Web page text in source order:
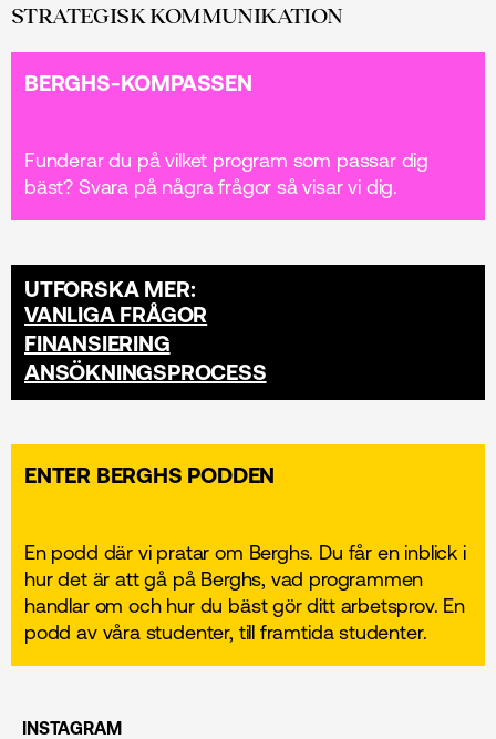
STRATEGISK KOMMUNIKATION
BERGHS-KOMPASSEN
Funderar du på vilket program som passar dig
bäst? Svara på några frågor så visar vi dig.
UTFORSKA MER:
VANLIGA FRÅGOR
FINANSIERING
ANSÖKNINGSPROCESS
ENTER BERGHS PODDEN
En podd där vi pratar om Berghs. Du får en inblick i
hur det är att gå på Berghs, vad programmen
handlar om och hur du bäst gör ditt arbetsprov. En
podd av våra studenter, till framtida studenter.
INSTAGRAM